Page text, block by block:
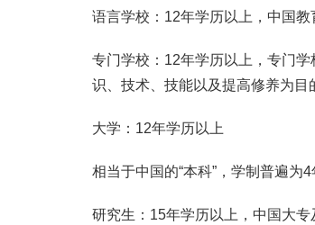
语言学校：12年学历以上，中国
专门学校：12年学历以上，专门
识、技术、技能以及提高修养为目
大学：12年学历以上
相当于中国的“本科”，学制普遍为4
研究生：15年学历以上，中国大专